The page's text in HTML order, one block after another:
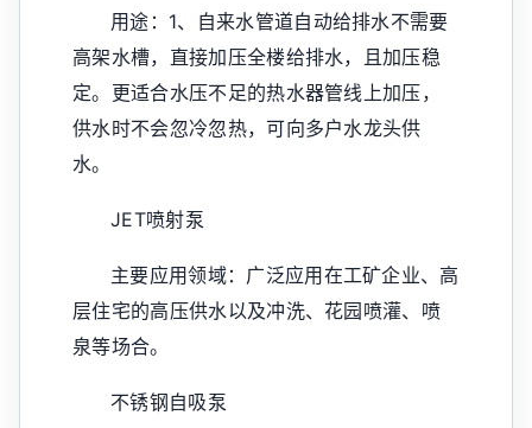
用途：1、自来水管道自动给排水不需要
高架水槽，直接加压全楼给排水，且加压稳
定。更适合水压不足的热水器管线上加压，
供水时不会忽冷忽热，可向多户水龙头供
水。
JET喷射泵
主要应用领域：广泛应用在工矿企业、高
层住宅的高压供水以及冲洗、花园喷灌、喷
泉等场合。
不锈钢自吸泵